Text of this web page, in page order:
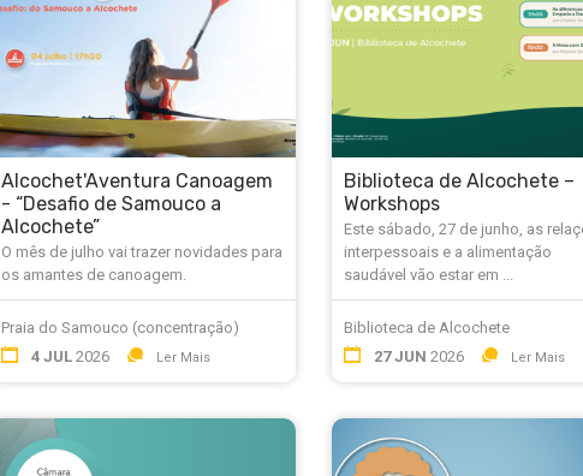
Alcochet'Aventura Canoagem
- “Desafio de Samouco a
Alcochete”
O mês de julho vai trazer novidades para
os amantes de canoagem.
Praia do Samouco (concentração)
4 JUL 2026 Ler Mais
Biblioteca de Alcochete –
Workshops
Este sábado, 27 de junho, as
interpessoais e a alimentação
saudável vão estar em ...
Biblioteca de Alcochete
27 JUN 2026 Ler Mais